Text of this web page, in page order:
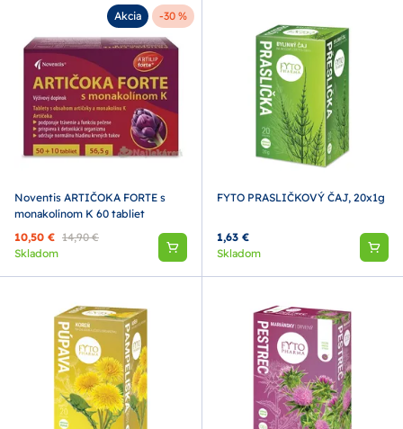
Akcia -30 %
Noventis ARTIČOKA FORTE s
monakolínom K 60 tabliet
10,50 € 14,90 €
Skladom
FYTO PRASLIČKOVÝ ČAJ, 20x1g
1,63 €
Skladom